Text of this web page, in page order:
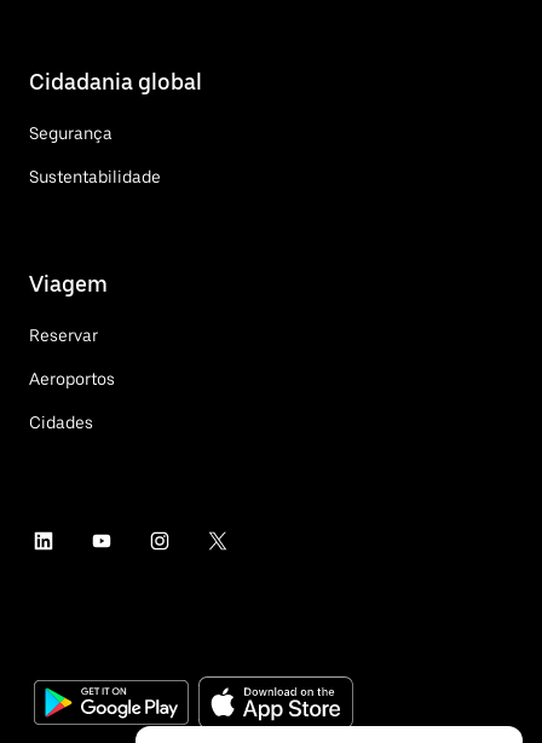
Cidadania global
Segurança
Sustentabilidade
Viagem
Reservar
Aeroportos
Cidades